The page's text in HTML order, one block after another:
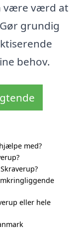
være værd at
grundig
behov.
med?
eller hele